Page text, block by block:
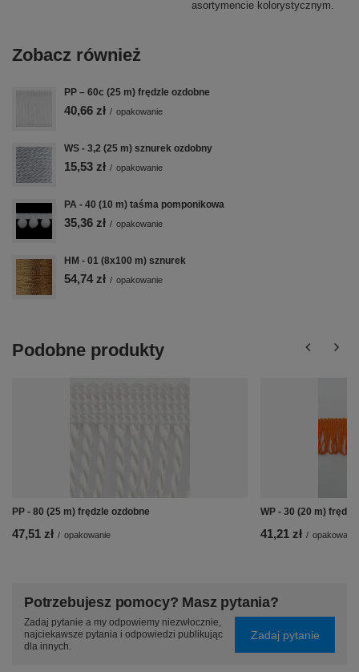
asortymencie kolorystycznym.
Zobacz również
PP – 60c (25 m) frędzle ozdobne
40,66 zł / opakowanie
WS - 3,2 (25 m) sznurek ozdobny
15,53 zł / opakowanie
PA - 40 (10 m) taśma pomponikowa
35,36 zł / opakowanie
HM - 01 (8x100 m) sznurek
54,74 zł / opakowanie
Podobne produkty
PP - 80 (25 m) frędzle ozdobne
47,51 zł / opakowanie
WP - 30 (20 m)
41,21 zł / opakowanie
Potrzebujesz pomocy? Masz pytania?
Zadaj pytanie a my odpowiemy niezwłocznie,
najciekawsze pytania i odpowiedzi publikując
dla innych.
Zadaj pytanie